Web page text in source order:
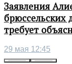
Заявления
брюссельских
требует
29 мая 12:45